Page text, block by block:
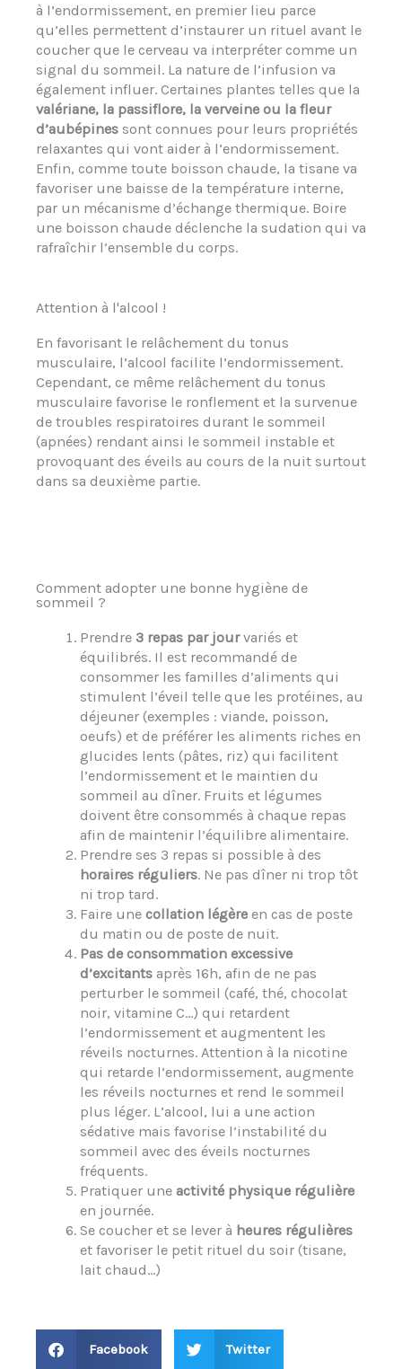
à l’endormissement, en premier lieu parce
qu’elles permettent d’instaurer un rituel avant le
coucher que le cerveau va interpréter comme un
signal du sommeil. La nature de l’infusion va
également influer. Certaines plantes telles que la
valériane, la passiflore, la verveine ou la fleur
d’aubépines sont connues pour leurs propriétés
relaxantes qui vont aider à l’endormissement.
Enfin, comme toute boisson chaude, la tisane va
favoriser une baisse de la température interne,
par un mécanisme d’échange thermique. Boire
une boisson chaude déclenche la sudation qui va
rafraîchir l’ensemble du corps.
Attention à l'alcool !
En favorisant le relâchement du tonus
musculaire, l’alcool facilite l’endormissement.
Cependant, ce même relâchement du tonus
musculaire favorise le ronflement et la survenue
de troubles respiratoires durant le sommeil
(apnées) rendant ainsi le sommeil instable et
provoquant des éveils au cours de la nuit surtout
dans sa deuxième partie.
Comment adopter une bonne hygiène de
sommeil ?
Prendre 3 repas par jourvariés et
équilibrés. Il est recommandé de
consommer les familles d’aliments qui
stimulent l’éveil telle que les protéines, au
déjeuner (exemples : viande, poisson,
oeufs) et de préférer les aliments riches en
glucides lents (pâtes, riz) qui facilitent
l’endormissement et le maintien du
sommeil au dîner. Fruits et légumes
doivent être consommés à chaque repas
afin de maintenir l’équilibre alimentaire.
Prendre ses 3 repas si possible à des
horaires réguliers. Ne pas dîner ni trop tôt
ni trop tard.
Faire unecollation légère en cas de poste
du matin ou de poste de nuit.
Pas de consommation excessive
d’excitants après 16h, afin de ne pas
perturber le sommeil (café, thé, chocolat
noir, vitamine C…) qui retardent
l’endormissement et augmentent les
réveils nocturnes. Attention à la nicotine
qui retarde l’endormissement, augmente
les réveils nocturnes et rend le sommeil
plus léger. L’alcool, lui a une action
sédative mais favorise l’instabilité du
sommeil avec des éveils nocturnes
fréquents.
Pratiquer une activité physique régulière
en journée.
Se coucher et se lever à heures régulières
et favoriser le petit rituel du soir (tisane,
lait chaud…)
Facebook Twitter